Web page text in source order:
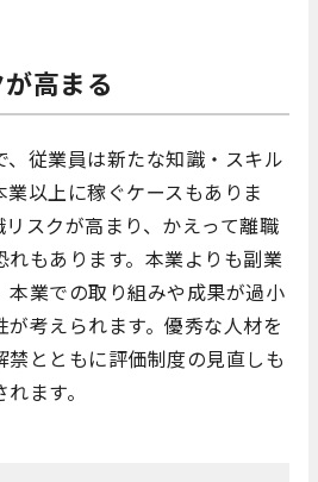
高まる
従業員は新たな知識・スキル
以上に稼ぐケースもありま
スクが高まり、かえって離職
もあります。本業よりも副業
本業での取り組みや成果が過小
考えられます。優秀な人材を
とともに評価制度の見直しも
ます。